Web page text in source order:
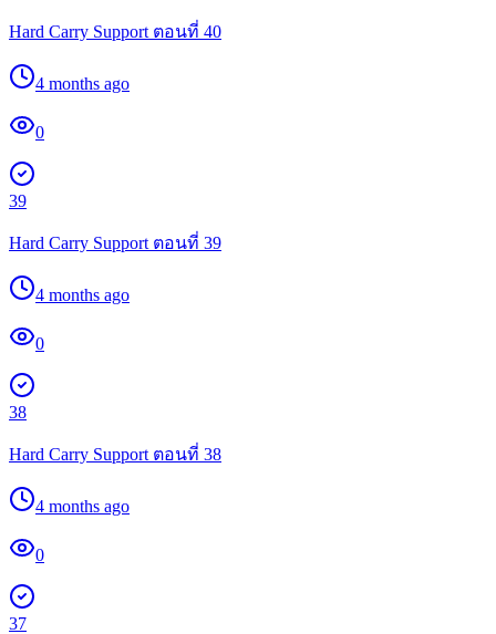
Hard Carry Support ตอนที่ 40
4 months ago
0
39
Hard Carry Support ตอนที่ 39
4 months ago
0
38
Hard Carry Support ตอนที่ 38
4 months ago
0
37